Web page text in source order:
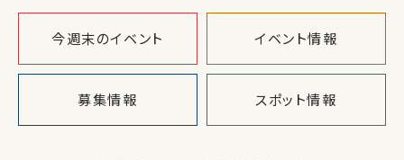
今週末のイベント イベント情報
募集情報 スポット情報